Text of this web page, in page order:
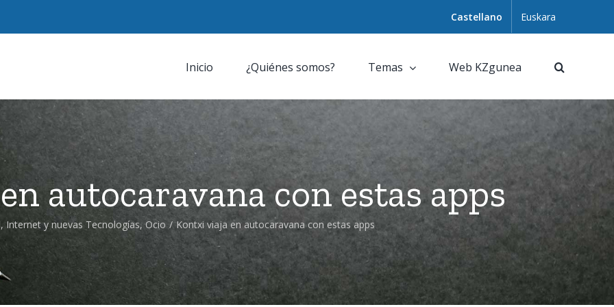
Castellano Euskara
Inicio ¿Quiénes somos? Temas Web KZgunea
autocaravana con estas apps
,Internet y nuevas Tecnologías,Ocio / Kontxi viaja en autocaravana con estas apps